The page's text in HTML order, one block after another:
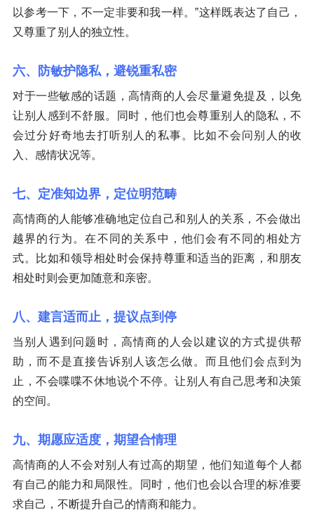
以参考一下，不一定非要和我一样。”这样既表达了自己，
又尊重了别人的独立性。
六、防敏护隐私，避锐重私密
对于一些敏感的话题，高情商的人会尽量避免提及，以免
让别人感到不舒服。同时，他们也会尊重别人的隐私，不
会过分好奇地去打听别人的私事。比如不会问别人的收
入、感情状况等。
七、定准知边界，定位明范畴
高情商的人能够准确地定位自己和别人的关系，不会做出
越界的行为。在不同的关系中，他们会有不同的相处方
式。比如和领导相处时会保持尊重和适当的距离，和朋友
相处时则会更加随意和亲密。
八、建言适而止，提议点到停
当别人遇到问题时，高情商的人会以建议的方式提供帮
助，而不是直接告诉别人该怎么做。而且他们会点到为
止，不会喋喋不休地说个不停。让别人有自己思考和决策
的空间。
九、期愿应适度，期望合情理
高情商的人不会对别人有过高的期望，他们知道每个人都
有自己的能力和局限性。同时，他们也会以合理的标准要
求自己，不断提升自己的情商和能力。